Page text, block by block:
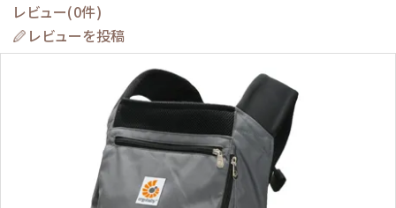
meeting_room ログイン
カテゴリーから選ぶ
ブランドから選ぶ
レビュー(0件)
レビューを投稿